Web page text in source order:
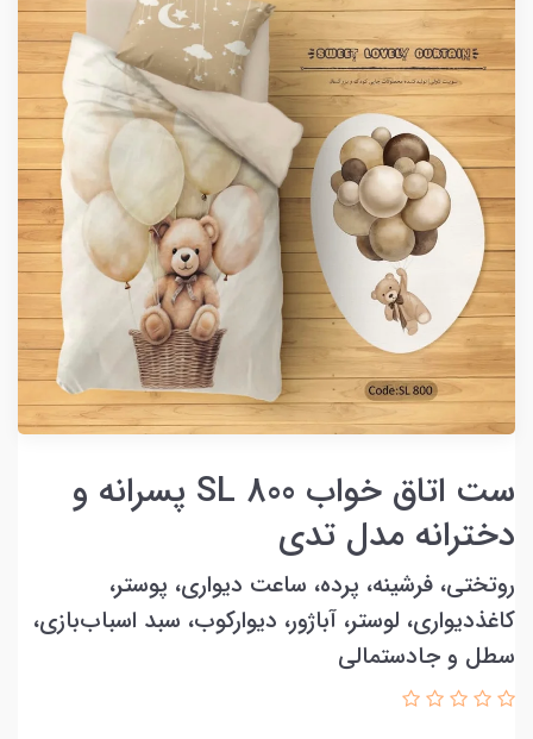
ست اتاق خواب SL 800 پسرانه و
دخترانه مدل تدی
روتختی، فرشینه، پرده، ساعت دیواری، پوستر،
کاغذدیواری، لوستر، آباژور، دیوارکوب، سبد اسباب‌بازی،
سطل و جادستمالی